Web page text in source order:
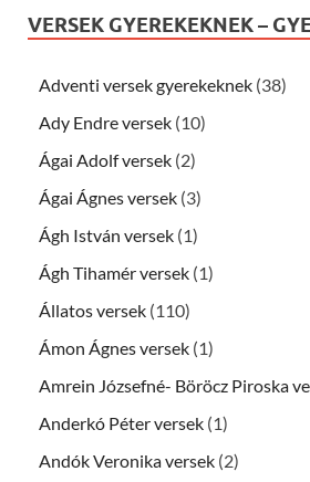
VERSEK GYEREKEKNEK –
Adventi versek gyerekeknek (38)
Ady Endre versek (10)
Ágai Adolf versek (2)
Ágai Ágnes versek (3)
Ágh István versek (1)
Ágh Tihamér versek (1)
Állatos versek (110)
Ámon Ágnes versek (1)
Amrein Józsefné- Böröcz Piroska
Anderkó Péter versek (1)
Andók Veronika versek (2)